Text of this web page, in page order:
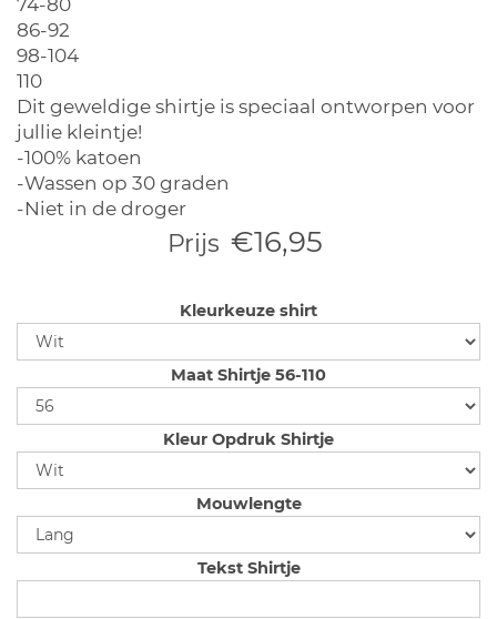
74-80
86-92
98-104
110
Dit geweldige shirtje is speciaal ontworpen voor
jullie kleintje!
-100% katoen
-Wassen op 30 graden
-Niet in de droger
Prijs €16,95
Kleurkeuze shirt
Maat Shirtje 56-110
Kleur Opdruk Shirtje
Mouwlengte
Tekst Shirtje